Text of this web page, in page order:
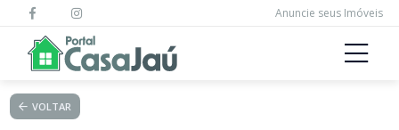
Anuncie seus Imóveis
VOLTAR